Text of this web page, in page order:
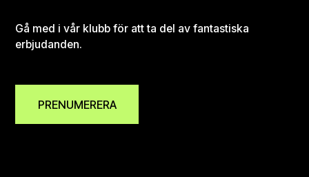
Gå med i vår klubb för att ta del av fantastiska
erbjudanden.
PRENUMERERA